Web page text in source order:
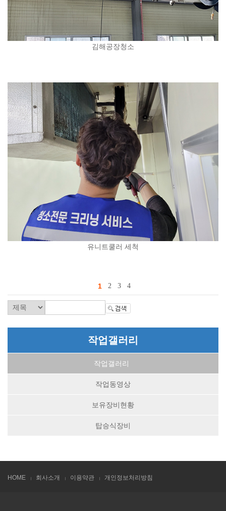
김해공장청소
유니트쿨러 세척
1 2 3 4
작업갤러리
작업갤러리
작업동영상
보유장비현황
탑승식장비
HOME 회사소개 이용약관 개인정보처리방침